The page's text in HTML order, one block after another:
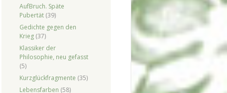
AufBruch. Späte
Pubertät(39)
Gedichte gegen den
Krieg(37)
Klassiker der
Philosophie, neu gefasst
(5)
Kurzglückfragmente (35)
Lebensfarben (58)